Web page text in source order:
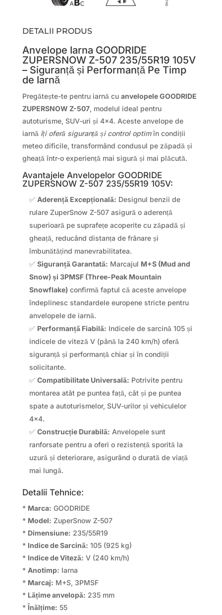
DETALII PRODUS
Anvelope Iarna GOODRIDE
ZUPERSNOW Z-507 235/55R19 105V
– Siguranță și Performanță Pe Timp
de Iarnă
Pregătește-te pentru iarnă cu anvelopele GOODRIDE
ZUPERSNOW Z-507, modelul ideal pentru
autoturisme, SUV-uri și 4×4. Aceste anvelope de
iarnă îți oferă siguranță și control optimîn condiții
meteo dificile, transformând condusul pe zăpadă și
gheață într-o experiență mai sigură și mai plăcută.
Avantajele Anvelopelor GOODRIDE
ZUPERSNOW Z-507 235/55R19 105V:
✅ Aderență Excepțională: Designul benzii de
rulare ZuperSnow Z-507 asigură o aderență
superioară pe suprafețe acoperite cu zăpadă și
gheață, reducând distanța de frânare și
îmbunătățind manevrabilitatea.
✅ Siguranță Garantată: Marcajul M+S (Mud and
Snow) și 3PMSF (Three-Peak Mountain
Snowflake) confirmă faptul că aceste anvelope
îndeplinesc standardele europene stricte pentru
anvelopele de iarnă.
✅ Performanță Fiabilă: Indicele de sarcină 105 și
indicele de viteză V (până la 240 km/h) oferă
siguranță și performanță chiar și în condiții
solicitante.
✅ Compatibilitate Universală: Potrivite pentru
montarea atât pe puntea față, cât și pe puntea
spate a autoturismelor, SUV-urilor și vehiculelor
4×4.
✅ Construcție Durabilă: Anvelopele sunt
ranforsate pentru a oferi o rezistență sporită la
uzură și deteriorare, asigurând o durată de viață
mai lungă.
Detalii Tehnice:
* Marca: GOODRIDE
* Model: ZuperSnow Z-507
* Dimensiune: 235/55R19
* Indice de Sarcină: 105 (925 kg)
* Indice de Viteză: V (240 km/h)
* Anotimp: Iarna
* Marcaj: M+S, 3PMSF
* Lățime anvelopă: 235 mm
*Înălțime: 55